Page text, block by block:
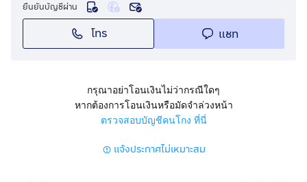
ยืนยันบัญชีผ่าน
โทร แชท
กรุณาอย่าโอนเงินไม่ว่ากรณีใดๆ
หากต้องการโอนเงินหรือมัดจำล่วงหน้า
ตรวจสอบบัญชีคนโกง ที่นี่
แจ้งประกาศไม่เหมาะสม